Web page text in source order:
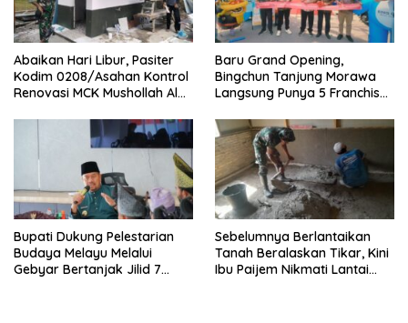
Abaikan Hari Libur, Pasiter
Kodim 0208/Asahan Kontrol
Renovasi MCK Mushollah Al
‎Baru Grand Opening,
Bingchun Tanjung Morawa
Langsung Punya 5 Franchise
Bupati Dukung Pelestarian
Budaya Melayu Melalui
Gebyar Bertanjak Jilid 7
Sebelumnya Berlantaikan
Tanah Beralaskan Tikar, Kini
Ibu Paijem Nikmati Lantai